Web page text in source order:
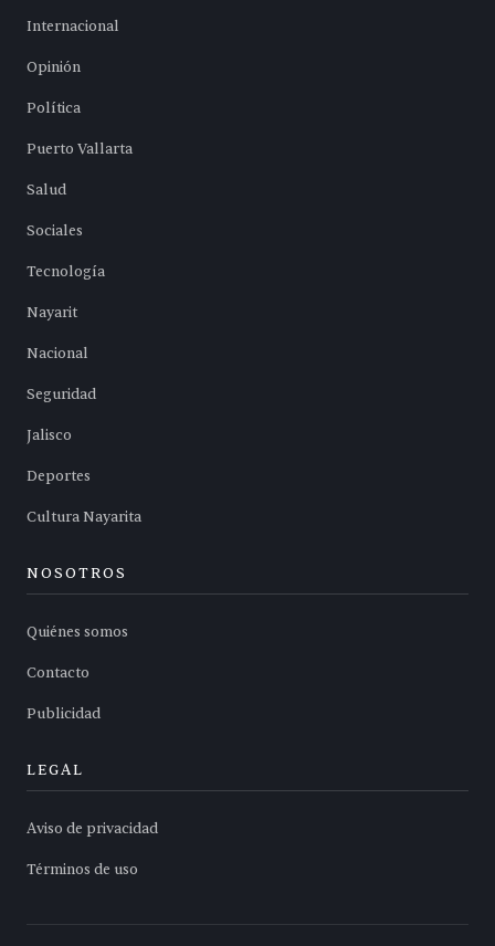
Internacional
Opinión
Política
Puerto Vallarta
Salud
Sociales
Tecnología
Nayarit
Nacional
Seguridad
Jalisco
Deportes
Cultura Nayarita
NOSOTROS
Quiénes somos
Contacto
Publicidad
LEGAL
Aviso de privacidad
Términos de uso